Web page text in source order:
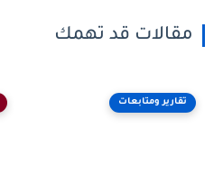
مقالات قد تهمك
تقارير ومتابعات